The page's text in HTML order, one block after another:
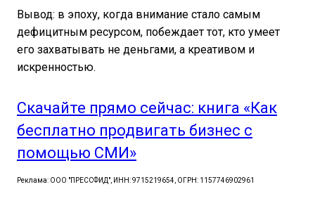
Вывод: в эпоху, когда внимание стало самым
дефицитным ресурсом, побеждает тот, кто умеет
его захватывать не деньгами, а креативом и
искренностью.
Скачайте прямо сейчас: книга «Как
бесплатно продвигать бизнес с
помощью СМИ»
Реклама: ООО "ПРЕССФИД", ИНН: 9715219654, ОГРН: 1157746902961